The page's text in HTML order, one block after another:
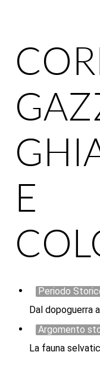
E
Periodo
Dal dopoguerra
Argomento
La fauna